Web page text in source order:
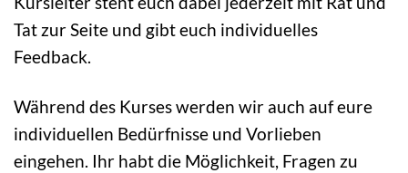
Tat zur Seite und gibt euch individuelles
Feedback.
Während des Kurses werden wir auch auf eure
individuellen Bedürfnisse und Vorlieben
eingehen. Ihr habt die Möglichkeit, Fragen zu